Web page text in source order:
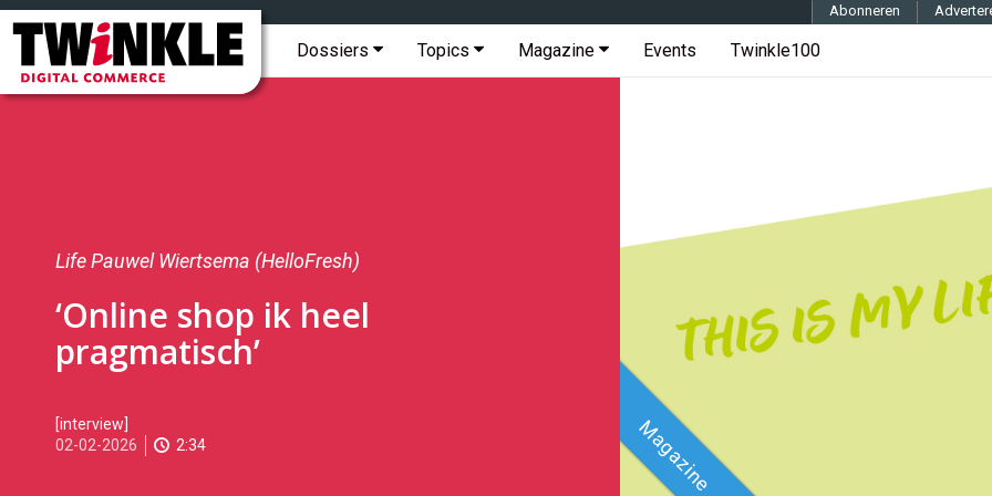
Twinkle
Digital
Commerce
Hoofdmenu
Dossiers Topics Magazine Events Twinkle100
Topmenu Abonneren
Life Pauwel Wiertsema (HelloFresh)
‘Online shop ik heel
pragmatisch’
2026-
02-
[interview]
02-02-2026
2:34 Magazine
Magazine